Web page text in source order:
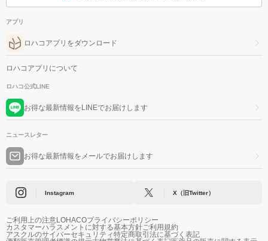
アプリ
ロハコアプリをダウンロード
ロハコアプリについて
ロハコ公式LINE
お得な最新情報をLINEでお届けします
ニュースレター
お得な最新情報をメールでお届けします
Instagram X（旧Twitter）
ご利用上の注意LOHACOプライバシーポリシー
カスタマーハラスメントに対する基本方針ご利用規約
アスクルのサイバーセキュリティ特定商取引法に基づく表記